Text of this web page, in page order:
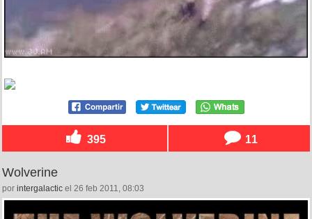
395 11
Wolverine
por intergalactic el 26 feb 2011, 08:03